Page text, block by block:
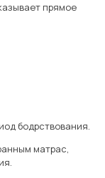
прямое
бодрствования.
матрас,